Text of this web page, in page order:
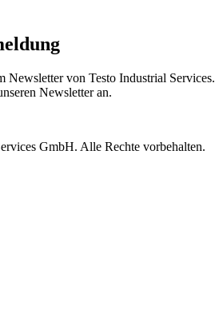
Newsletter von Testo Industrial Services.
Newsletter an.
GmbH. Alle Rechte vorbehalten.